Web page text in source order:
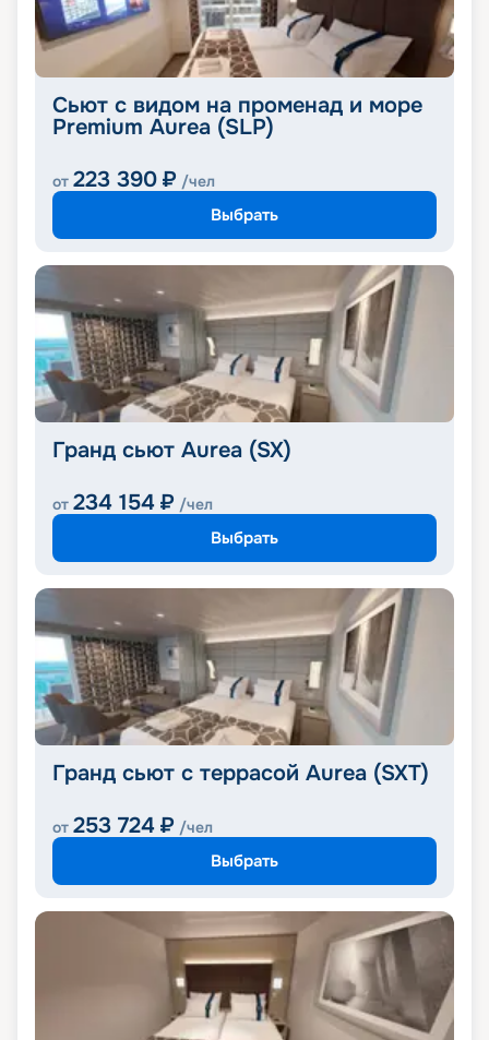
Сьют с видом на променад и море
Premium Aurea (SLP)
от 223 390 ₽ /чел
Выбрать
Гранд сьют Aurea (SX)
от 234 154 ₽ /чел
Выбрать
Гранд сьют с террасой Aurea (SXT)
от 253 724 ₽ /чел
Выбрать